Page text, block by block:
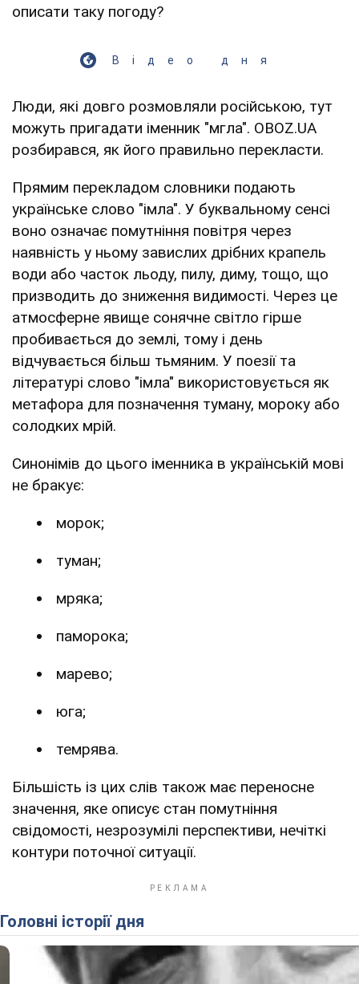
описати таку погоду?
Відео дня
Люди, які довго розмовляли російською, тут
можуть пригадати іменник "мгла". OBOZ.UA
розбирався, як його правильно перекласти.
Прямим перекладом словники подають
українське слово "імла". У буквальному сенсі
воно означає помутніння повітря через
наявність у ньому завислих дрібних крапель
води або часток льоду, пилу, диму, тощо, що
призводить до зниження видимості. Через це
атмосферне явище сонячне світло гірше
пробивається до землі, тому і день
відчувається більш тьмяним. У поезії та
літературі слово "імла" використовується як
метафора для позначення туману, мороку або
солодких мрій.
Синонімів до цього іменника в українській мові
не бракує:
морок;
туман;
мряка;
паморока;
марево;
юга;
темрява.
Більшість із цих слів також має переносне
значення, яке описує стан помутніння
свідомості, незрозумілі перспективи, нечіткі
контури поточної ситуації.
Головні історії дня